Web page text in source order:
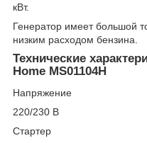
кВт.
Генератор имеет большой
низким расходом бензина.
Технические
Home MS01104H
Напряжение
220/230 В
Стартер